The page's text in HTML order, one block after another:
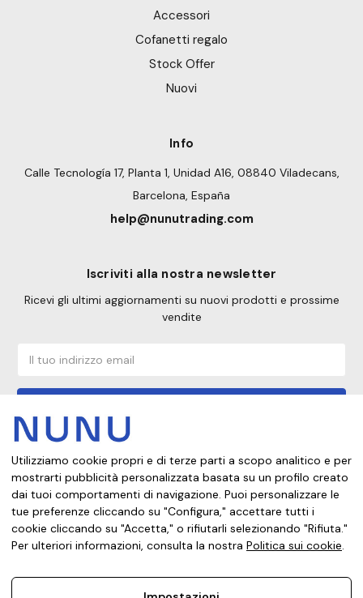
Accessori
Cofanetti regalo
Stock Offer
Nuovi
Info
Calle Tecnología 17, Planta 1, Unidad A16, 08840 Viladecans,
Barcelona, España
help@nunutrading.com
Iscriviti alla nostra newsletter
Ricevi gli ultimi aggiornamenti su nuovi prodotti e prossime
vendite
email
Da quale paese stai acquistando?
Note legali Informativa sulla privacyPolitica dei cookie
Utilizziamo cookie propri e di terze parti a scopo analitico e per
mostrarti pubblicità personalizzata basata su un profilo creato
dai tuoi comportamenti di navigazione. Puoi personalizzare le
tue preferenze cliccando su "Configura," accettare tutti i
cookie cliccando su "Accetta," o rifiutarli selezionando "Rifiuta."
Per ulteriori informazioni, consulta la nostra Politica sui cookie.